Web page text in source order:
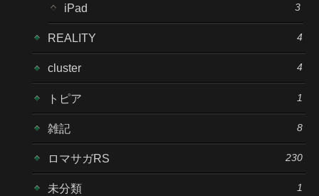
iPad 3
REALITY 4
cluster 4
トピア 1
雑記 8
ロマサガRS 230
未分類 1